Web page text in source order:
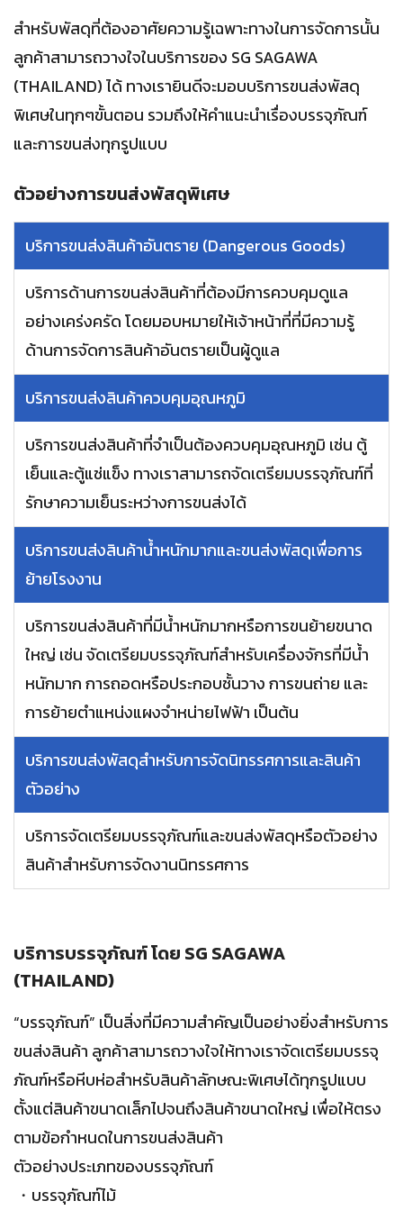
สำหรับพัสดุที่ต้องอาศัยความรู้เฉพาะทางในการจัดการนั้น
ลูกค้าสามารถวางใจในบริการของ SG SAGAWA
(THAILAND) ได้ ทางเรายินดีจะมอบบริการขนส่งพัสดุ
พิเศษในทุกๆขั้นตอน รวมถึงให้คำแนะนำเรื่องบรรจุภัณฑ์
และการขนส่งทุกรูปแบบ
ตัวอย่างการขนส่งพัสดุพิเศษ
บริการขนส่งสินค้าอันตราย (Dangerous Goods)
บริการด้านการขนส่งสินค้าที่ต้องมีการควบคุมดูแล
อย่างเคร่งครัด โดยมอบหมายให้เจ้าหน้าที่ที่มีความรู้
ด้านการจัดการสินค้าอันตรายเป็นผู้ดูแล
บริการขนส่งสินค้าควบคุมอุณหภูมิ
บริการขนส่งสินค้าที่จำเป็นต้องควบคุมอุณหภูมิ เช่น ตู้
เย็นและตู้แช่แข็ง ทางเราสามารถจัดเตรียมบรรจุภัณฑ์ที่
รักษาความเย็นระหว่างการขนส่งได้
บริการขนส่งสินค้าน้ำหนักมากและขนส่งพัสดุเพื่อการ
ย้ายโรงงาน
บริการขนส่งสินค้าที่มีน้ำหนักมากหรือการขนย้ายขนาด
ใหญ่ เช่น จัดเตรียมบรรจุภัณฑ์สำหรับเครื่องจักรที่มีน้ำ
หนักมาก การถอดหรือประกอบชั้นวาง การขนถ่าย และ
การย้ายตำแหน่งแผงจำหน่ายไฟฟ้า เป็นต้น
บริการขนส่งพัสดุสำหรับการจัดนิทรรศการและสินค้า
ตัวอย่าง
บริการจัดเตรียมบรรจุภัณฑ์และขนส่งพัสดุหรือตัวอย่าง
สินค้าสำหรับการจัดงานนิทรรศการ
บริการบรรจุภัณฑ์ โดย SG SAGAWA
(THAILAND)
“บรรจุภัณฑ์” เป็นสิ่งที่มีความสำคัญเป็นอย่างยิ่งสำหรับการ
ขนส่งสินค้า ลูกค้าสามารถวางใจให้ทางเราจัดเตรียมบรรจุ
ภัณฑ์หรือหีบห่อสำหรับสินค้าลักษณะพิเศษได้ทุกรูปแบบ
ตั้งแต่สินค้าขนาดเล็กไปจนถึงสินค้าขนาดใหญ่ เพื่อให้ตรง
ตามข้อกำหนดในการขนส่งสินค้า
ตัวอย่างประเภทของบรรจุภัณฑ์
บรรจุภัณฑ์ไม้